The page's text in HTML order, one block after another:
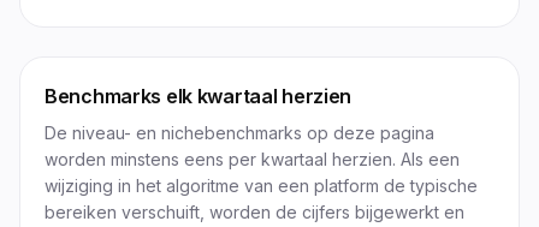
Benchmarks elk kwartaal herzien
De niveau- en nichebenchmarks op deze pagina
worden minstens eens per kwartaal herzien. Als een
wijziging in het algoritme van een platform de typische
bereiken verschuift, worden de cijfers bijgewerkt en